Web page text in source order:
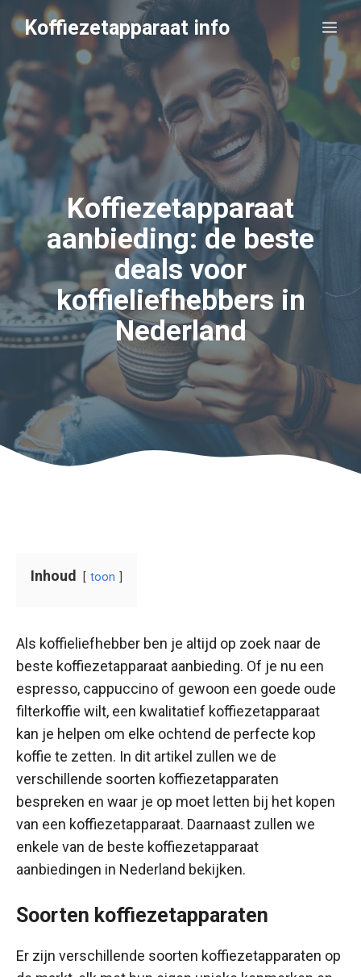
naar
inhoud
Koffiezetapparaat info
Koffiezetapparaat
aanbieding: de beste
deals voor
koffieliefhebbers in
Nederland
Inhoud toon
Als koffieliefhebber ben je altijd op zoek naar de
beste koffiezetapparaat aanbieding. Of je nu een
espresso, cappuccino of gewoon een goede oude
filterkoffie wilt, een kwalitatief koffiezetapparaat
kan je helpen om elke ochtend de perfecte kop
koffie te zetten. In dit artikel zullen we de
verschillende soorten koffiezetapparaten
bespreken en waar je op moet letten bij het kopen
van een koffiezetapparaat. Daarnaast zullen we
enkele van de beste koffiezetapparaat
aanbiedingen in Nederland bekijken.
Soorten koffiezetapparaten
Er zijn verschillende soorten koffiezetapparaten op